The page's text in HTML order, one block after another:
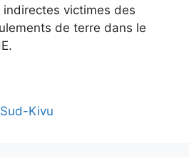
victimes des
de terre dans le
Sud-Kivu